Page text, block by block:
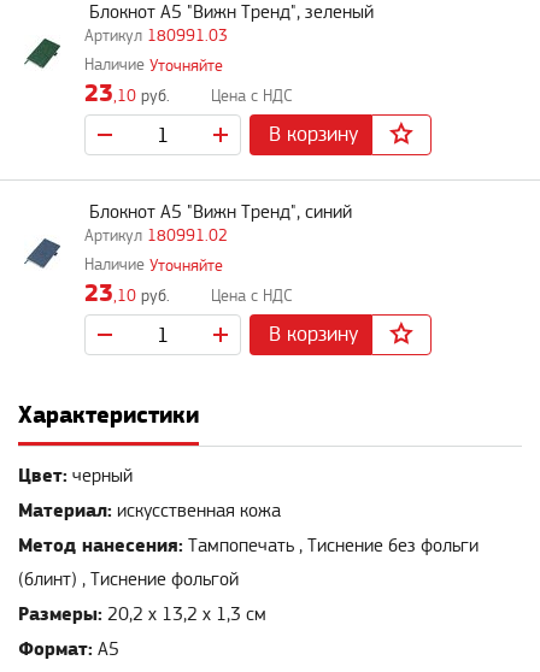
180991.03
Блокнот A5 "Вижн Тренд", зеленый
Уточняйте
23,10 руб.
В корзину
180991.02
Блокнот A5 "Вижн Тренд", синий
Уточняйте
23,10 руб.
В корзину
Характеристики
Цвет: черный
Материал: искусственная кожа
Метод нанесения:
(блинт) , Тиснение фольгой
Размеры: 20,2 х 13,2 х 1,3 см
Формат: А5